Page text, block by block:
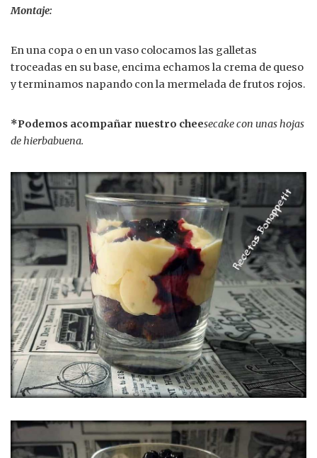
Montaje:
En una copa o en un vaso colocamos las galletas
troceadas en su base, encima echamos la crema de queso
y terminamos napando con la mermelada de frutos rojos.
*Podemos acompañar nuestro cheesecake con unas hojas
de hierbabuena.